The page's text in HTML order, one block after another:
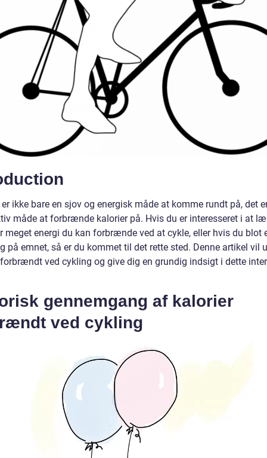
ikke bare en sjov og energisk måde at komme rundt på, det
måde at forbrænde kalorier på. Hvis du er interesseret i at
meget energi du kan forbrænde ved at cykle, eller hvis du blot
på emnet, så er du kommet til det rette sted. Denne artikel vil
ved cykling og give dig en grundig indsigt i dette
gennemgang af kalorier
ved cykling